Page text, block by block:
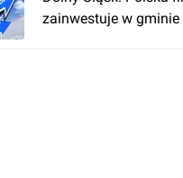
zainwestuje w